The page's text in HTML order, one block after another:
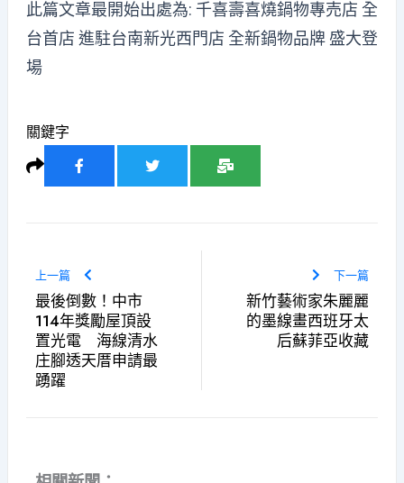
此篇文章最開始出處為: 千喜壽喜燒鍋物專売店 全
台首店 進駐台南新光西門店 全新鍋物品牌 盛大登
場
關鍵字
上一篇
最後倒數！中市
114年獎勵屋頂設
置光電 海線清水
庄腳透天厝申請最
踴躍
下一篇
新竹藝術家朱麗麗
的墨線畫西班牙太
后蘇菲亞收藏